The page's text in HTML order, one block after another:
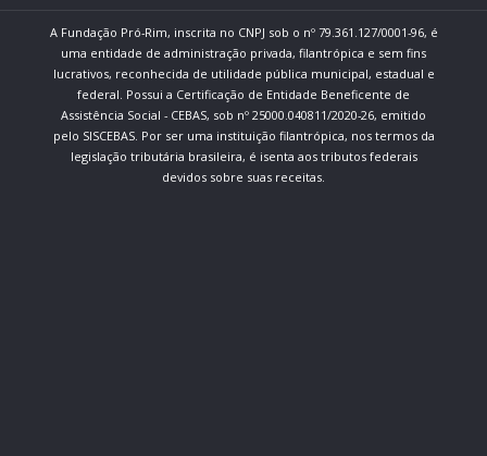
A Fundação Pró-Rim, inscrita no CNPJ sob o nº 79.361.127/0001-96, é
uma entidade de administração privada, filantrópica e sem fins
lucrativos, reconhecida de utilidade pública municipal, estadual e
federal. Possui a Certificação de Entidade Beneficente de
Assistência Social - CEBAS, sob nº 25000.040811/2020-26, emitido
pelo SISCEBAS. Por ser uma instituição filantrópica, nos termos da
legislação tributária brasileira, é isenta aos tributos federais
devidos sobre suas receitas.